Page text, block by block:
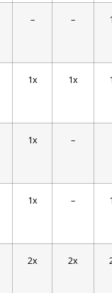
– –
1x 1x
1x –
1x –
2x 2x